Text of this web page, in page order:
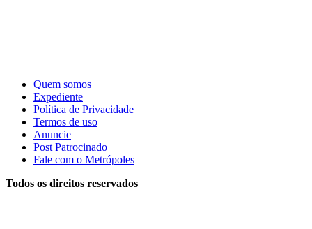
Quem somos
Expediente
Política de Privacidade
Termos de uso
Anuncie
Post Patrocinado
Fale com o Metrópoles
Todos os direitos reservados